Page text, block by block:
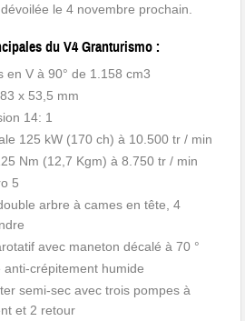
le 4 novembre prochain.
du V4 Granturismo :
en V à 90° de 1.158 cm3
x 53,5 mm
14: 1
125 kW (170 ch) à 10.500 tr / min
Nm (12,7 Kgm) à 8.750 tr / min
5
arbre à cames en tête, 4
avec maneton décalé à 70 °
anti-crépitement humide
semi-sec avec trois pompes à
et 2 retour